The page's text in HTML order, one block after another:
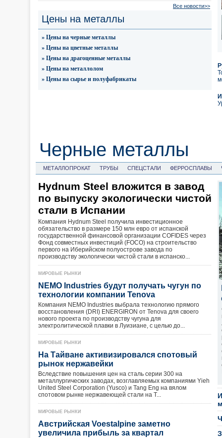
Все новости>>
Цены на металлы
» Цены на черные металлы
» Цены на цветные металлы
» Цены на драгоценные металлы
» Цены на металлолом
» Цены на сырье и полуфабрикаты
Черные металлы
МЕТАЛЛОПРОКАТ ТРУБЫ СПЕЦСТАЛИ ФЕРРОСПЛАВЫ
Hydnum Steel вложится в завод
по выпуску экологически чистой
стали в Испании
Компания Hydnum Steel получила инвестиционное
обязательство в размере 150 млн евро от испанской
государственной финансовой организации COFIDES через
Фонд совместных инвестиций (FOCO) на строительство
первого на Иберийском полуострове завода по
производству экологически чистой стали в испанско...
МИРОВЫЕ РЫНКИ
NEMO Industries будут получать чугун по
технологии компании Tenova
Компания NEMO Industries выбрала технологию прямого
восстановления (DRI) ENERGIRON от Tenova для своего
нового проекта по производству чугуна для
электролитической плавки в Луизиане, с целью до...
МИРОВЫЕ РЫНКИ
На Тайване активизировался спотовый
рынок нержавейки
Вследствие повышения цен на сталь серии 300 на
металлургических заводах, возглавляемых компаниями Yieh
United Steel Corporation (Yusco) и Tang Eng на вялом
спотовом рынке нержавеющей стали на Т...
МИРОВЫЕ РЫНКИ
Австрийская Voestalpine заметно
увеличила прибыль за квартал